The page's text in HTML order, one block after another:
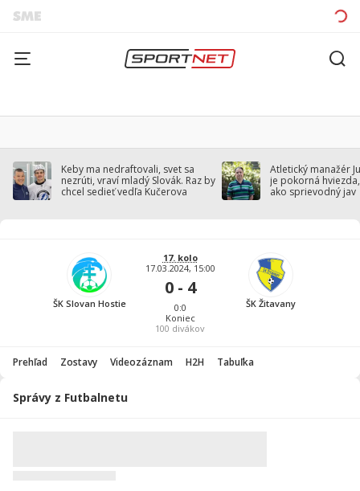
Keby ma nedraftovali, svet sa
nezrúti, vraví mladý Slovák. Raz by
chcel sedieť vedľa Kučerova
Atletický manažér
je pokorná
ako sprievodný jav
ŠK Slovan Hostie
17. kolo
17.03.2024, 15:00
0 - 4
0:0
Koniec
100 divákov
ŠK Žitavany
Prehľad Zostavy Videozáznam H2H Tabuľka
Správy z Futbalnetu